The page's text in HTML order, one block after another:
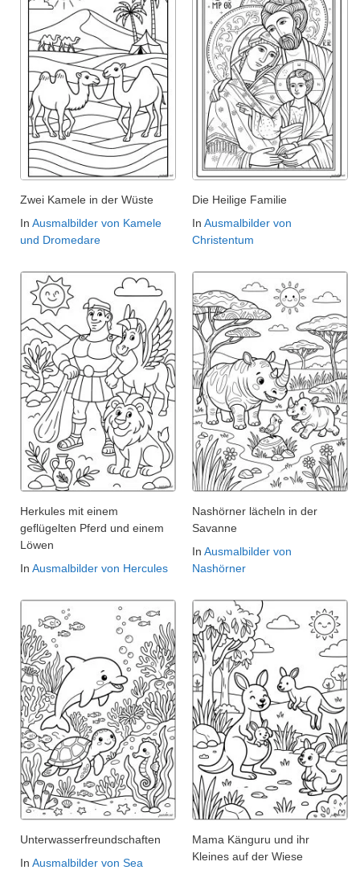
Zwei Kamele in der Wüste
In Ausmalbilder von Kamele
und Dromedare
Die Heilige Familie
In Ausmalbilder von
Christentum
Herkules mit einem
geflügelten Pferd und einem
Löwen
In Ausmalbilder von Hercules
Nashörner lächeln in der
Savanne
In Ausmalbilder von
Nashörner
Unterwasserfreundschaften
In Ausmalbilder von Sea
Mama Känguru und ihr
Kleines auf der Wiese